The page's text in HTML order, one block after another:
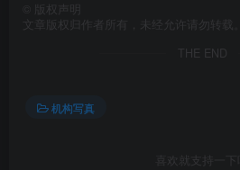
版权声明
文章版权归作者所有，未经允许请勿转载。
THE END
机构写真
喜欢就支持一下